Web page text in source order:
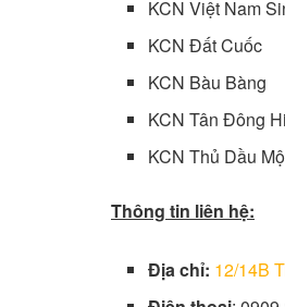
KCN Việt Nam
KCN Đất Cuốc
KCN Bàu Bàng
KCN Tân Đông
KCN Thủ Dầu
Thông tin liên hệ:
Địa chỉ: 12/14B